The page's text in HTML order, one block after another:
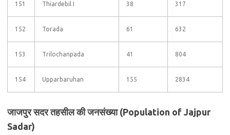
151 Thiardebil I 38 317
152 Torada 61 632
153 Trilochanpada 41 804
154 Upparbaruhan 155 2834
जाजपुर सदर तहसील की जनसंख्या (Population of Jajpur
Sadar)